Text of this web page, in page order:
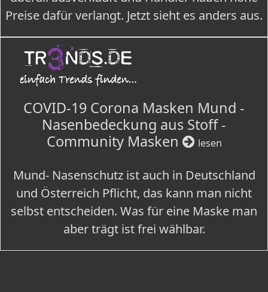
Preise dafür verlangt. Jetzt sieht es anders aus.
COVID-19 Corona Masken Mund -
Nasenbedeckung aus Stoff -
Community Masken
lesen
Mund- Nasenschutz ist auch in Deutschland
und Österreich Pflicht, das kann man nicht
selbst entscheiden. Was für eine Maske man
aber trägt ist frei wählbar.